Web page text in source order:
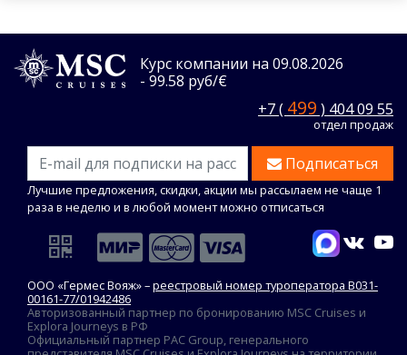
Курс компании на 09.08.2026
- 99.58 руб/€
+7 ( 499 ) 404 09 55
отдел продаж
Подписаться
Лучшие предложения, скидки, акции мы рассылаем не чаще 1
раза в неделю и в любой момент можно отписаться
ООО «Гермес Вояж» –реестровый номер туроператора В031-
00161-77/01942486
Авторизованный партнер по бронированию MSC Cruises и
Explora Journeys в РФ
Официальный партнер PAC Group, генерального